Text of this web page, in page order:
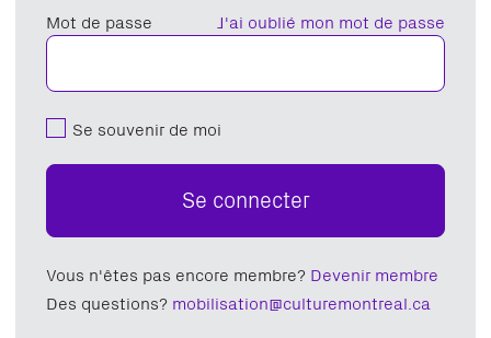
J'ai oublié mon mot de passe
Mot de passe
Se souvenir de moi
Se connecter
Vous n'êtes pas encore membre? Devenir membre
Des questions? mobilisation@culturemontreal.ca